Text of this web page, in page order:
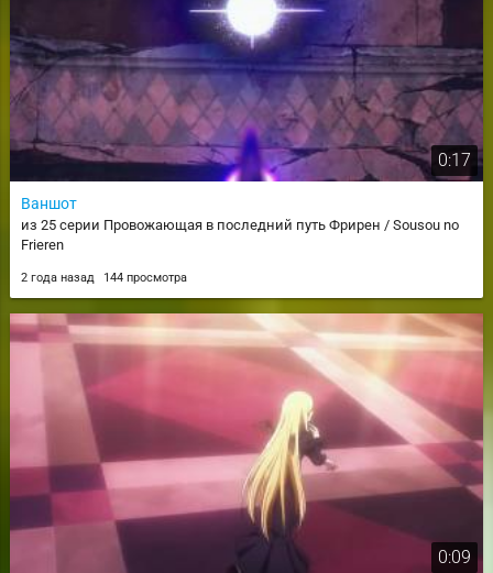
0:17
Ваншот
из 25 серии Провожающая в последний путь Фрирен / Sousou no
Frieren
2 года назад 144 просмотра
0:09